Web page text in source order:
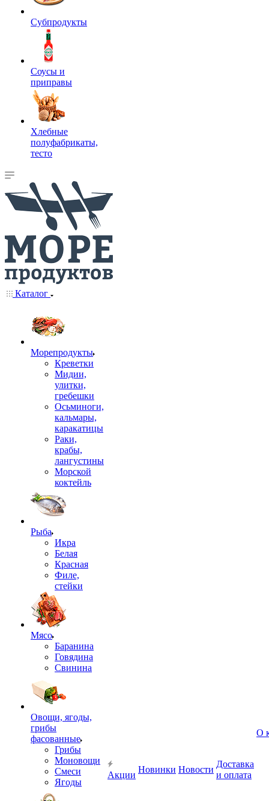
Субпродукты
Соусы и
приправы
Хлебные
полуфабрикаты,
тесто
Каталог
Морепродукты
Креветки
Мидии,
улитки,
гребешки
Осьминоги,
кальмары,
каракатицы
Раки,
крабы,
лангустины
Морской
коктейль
Рыба
Икра
Белая
Красная
Филе,
стейки
Мясо
Баранина
Говядина
Свинина
Овощи, ягоды,
грибы
фасованные
Грибы
Моновощи
Смеси
Ягоды
Акции
Новинки Новости
Доставка
и оплата
О